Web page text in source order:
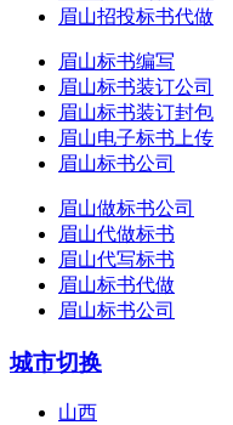
眉山招投标书代做
眉山标书编写
眉山标书装订公司
眉山标书装订封包
眉山电子标书上传
眉山标书公司
眉山做标书公司
眉山代做标书
眉山代写标书
眉山标书代做
眉山标书公司
城市切换
山西